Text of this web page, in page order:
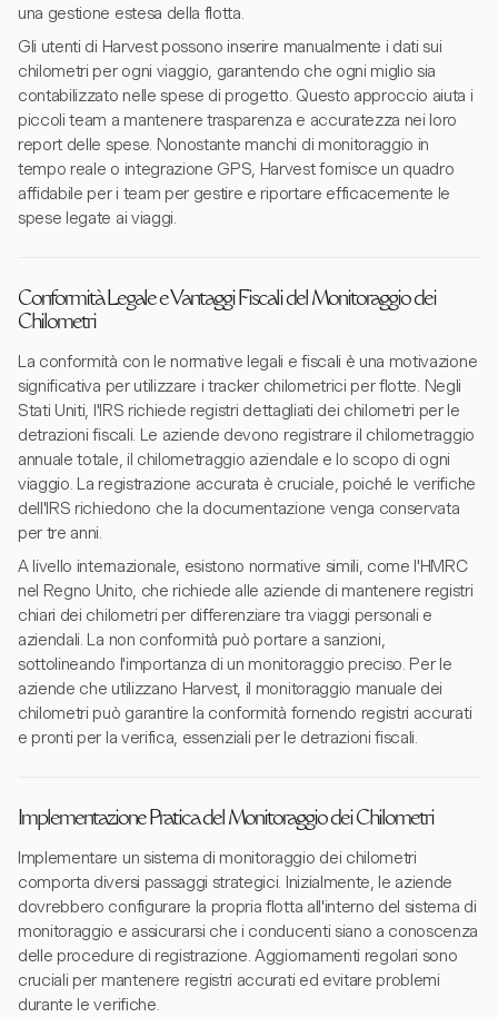
una gestione estesa della flotta.
Gli utenti di Harvest possono inserire manualmente i dati sui
chilometri per ogni viaggio, garantendo che ogni miglio sia
contabilizzato nelle spese di progetto. Questo approccio aiuta i
piccoli team a mantenere trasparenza e accuratezza nei loro
report delle spese. Nonostante manchi di monitoraggio in
tempo reale o integrazione GPS, Harvest fornisce un quadro
affidabile per i team per gestire e riportare efficacemente le
spese legate ai viaggi.
Conformità Legale e Vantaggi Fiscali del Monitoraggio dei
Chilometri
La conformità con le normative legali e fiscali è una motivazione
significativa per utilizzare i tracker chilometrici per flotte. Negli
Stati Uniti, l'IRS richiede registri dettagliati dei chilometri per le
detrazioni fiscali. Le aziende devono registrare il chilometraggio
annuale totale, il chilometraggio aziendale e lo scopo di ogni
viaggio. La registrazione accurata è cruciale, poiché le verifiche
dell'IRS richiedono che la documentazione venga conservata
per tre anni.
A livello internazionale, esistono normative simili, come l'HMRC
nel Regno Unito, che richiede alle aziende di mantenere registri
chiari dei chilometri per differenziare tra viaggi personali e
aziendali. La non conformità può portare a sanzioni,
sottolineando l'importanza di un monitoraggio preciso. Per le
aziende che utilizzano Harvest, il monitoraggio manuale dei
chilometri può garantire la conformità fornendo registri accurati
e pronti per la verifica, essenziali per le detrazioni fiscali.
Implementazione Pratica del Monitoraggio dei Chilometri
Implementare un sistema di monitoraggio dei chilometri
comporta diversi passaggi strategici. Inizialmente, le aziende
dovrebbero configurare la propria flotta all'interno del sistema di
monitoraggio e assicurarsi che i conducenti siano a conoscenza
delle procedure di registrazione. Aggiornamenti regolari sono
cruciali per mantenere registri accurati ed evitare problemi
durante le verifiche.